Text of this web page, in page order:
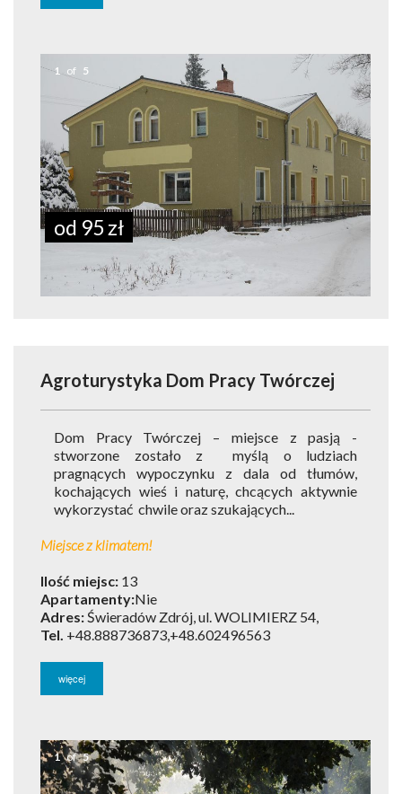
1 of 5
od 95 zł
Agroturystyka Dom Pracy Twórczej
Dom Pracy Twórczej – miejsce z pasją -
stworzone zostało z myślą o ludziach
pragnących wypoczynku z dala od tłumów,
kochających wieś i naturę, chcących aktywnie
wykorzystać chwile oraz szukających...
Miejsce z klimatem!
Ilość miejsc: 13
Apartamenty:Nie
Adres:Świeradów Zdrój, ul. WOLIMIERZ 54,
Tel. +48.888736873,+48.602496563
więcej
1 of 5